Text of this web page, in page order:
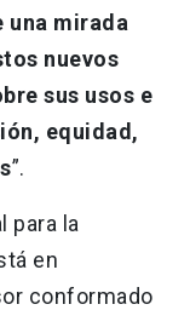
una mirada
nuevos
sus usos e
equidad,
”.
para la
en
conformado